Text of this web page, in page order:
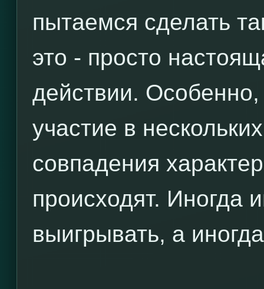
пытаемся сделать
это - просто
действии.
участие в
совпадения
происходят. Иногда
выигрывать, а